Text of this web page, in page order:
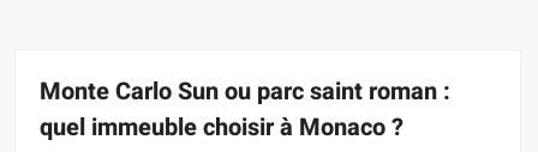
Monte Carlo Sun ou parc saint roman :
quel immeuble choisir à Monaco ?